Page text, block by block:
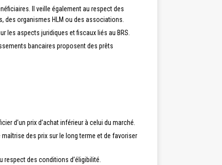
Il veille également au respect des
des organismes HLM ou des associations.
les aspects juridiques et fiscaux liés au BRS.
bancaires proposent des prêts
d’un prix d’achat inférieur à celui du marché.
des prix sur le long terme et de favoriser
respect des conditions d’éligibilité.